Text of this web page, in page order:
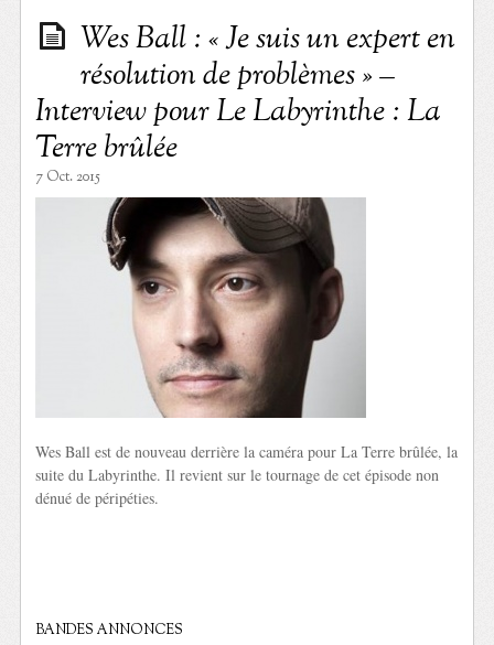
Wes Ball : « Je suis un expert en
résolution de problèmes » –
Interview pour Le Labyrinthe : La
Terre brûlée
7 Oct. 2015
Wes Ball est de nouveau derrière la caméra pour La Terre brûlée, la
suite du Labyrinthe. Il revient sur le tournage de cet épisode non
dénué de péripéties.
BANDES ANNONCES